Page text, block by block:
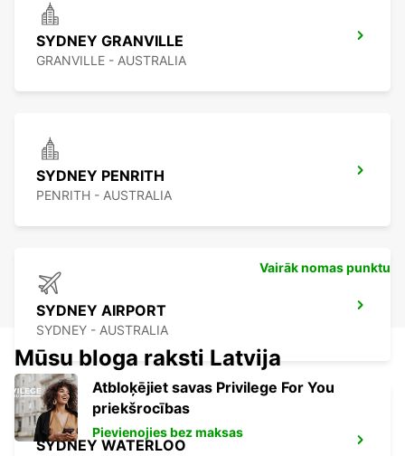
SYDNEY GRANVILLE
GRANVILLE - AUSTRALIA
SYDNEY PENRITH
PENRITH - AUSTRALIA
SYDNEY AIRPORT
SYDNEY - AUSTRALIA
SYDNEY WATERLOO
Vairāk nomas punktu
Mūsu bloga raksti Latvija
Atbloķējiet savas Privilege For You
priekšrocības
Pievienojies bez maksas